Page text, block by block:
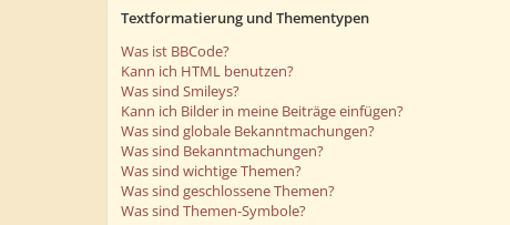
Textformatierung und Thementypen
Was ist BBCode?
Kann ich HTML benutzen?
Was sind Smileys?
Kann ich Bilder in meine Beiträge einfügen?
Was sind globale Bekanntmachungen?
Was sind Bekanntmachungen?
Was sind wichtige Themen?
Was sind geschlossene Themen?
Was sind Themen-Symbole?